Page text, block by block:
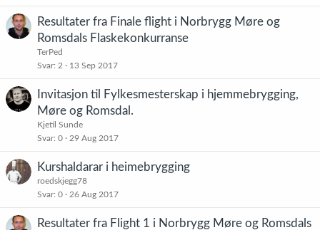
Resultater fra Finale flight i Norbrygg Møre og
Romsdals Flaskekonkurranse
TerPed
Svar 2 13 Sep 2017
Invitasjon til Fylkesmesterskap i hjemmebrygging,
Møre og Romsdal.
Kjetil Sunde
Svar 0 29 Aug 2017
Kurshaldarar i heimebrygging
roedskjegg78
Svar 0 26 Aug 2017
Resultater fra Flight 1 i Norbrygg Møre og Romsdals